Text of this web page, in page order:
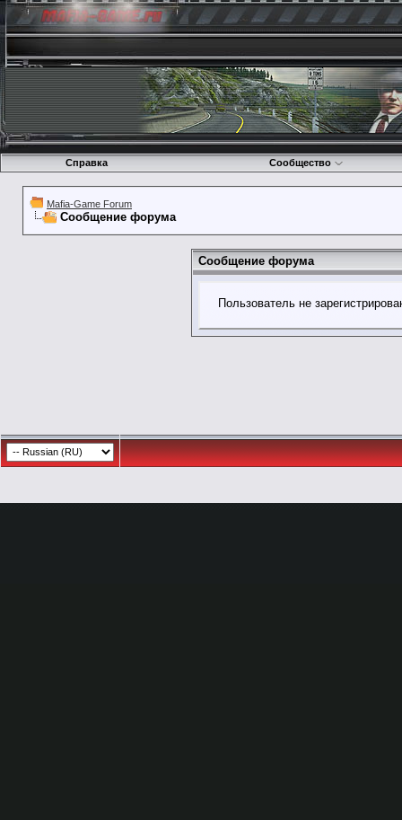
Справка Сообщество
Mafia-Game Forum
Сообщение форума
Сообщение форума
Пользователь не